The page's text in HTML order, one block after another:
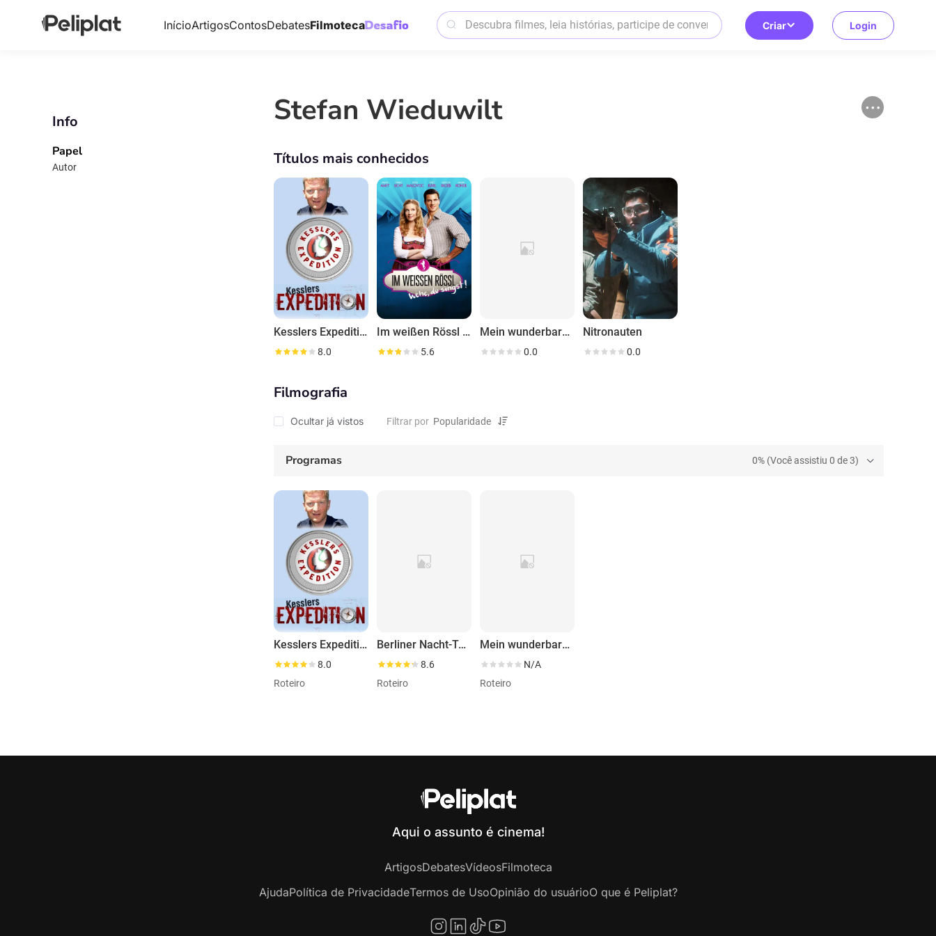
InícioArtigosContosDebatesFilmoteca Criar Login
Info
Papel
Autor
Stefan Wieduwilt
Títulos mais conhecidos
Kesslers Expedition
8.0
Im weißen Rössl - Wehe Du singst!
5.6
Mein wunderbarer Imbiss
0.0
Nitronauten
0.0
Filmografia
Ocultar já vistos Filtrar por
Programas 0% (Você assistiu 0 de 3)
Kesslers Expedition
8.0
Roteiro
Berliner Nacht-Taxe
8.6
Roteiro
Mein wunderbarer Imbiss
N/A
Roteiro
Aqui o assunto é cinema!
ArtigosDebatesVídeosFilmoteca
AjudaPolítica de PrivacidadeTermos de UsoOpinião do usuárioO que é Peliplat?